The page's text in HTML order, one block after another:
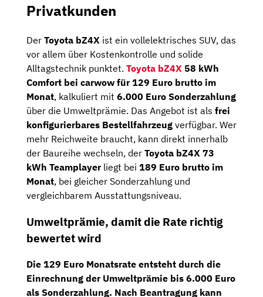
Privatkunden
Der Toyota bZ4X ist ein vollelektrisches SUV, das
vor allem über Kostenkontrolle und solide
Alltagstechnik punktet. Toyota bZ4X 58 kWh
Comfort bei carwow für 129 Euro brutto im
Monat, kalkuliert mit 6.000 Euro Sonderzahlung
über die Umweltprämie. Das Angebot ist als frei
konfigurierbares Bestellfahrzeug verfügbar. Wer
mehr Reichweite braucht, kann direkt innerhalb
der Baureihe wechseln, der Toyota bZ4X 73
kWh Teamplayerliegt bei 189 Euro brutto im
Monat, bei gleicher Sonderzahlung und
vergleichbarem Ausstattungsniveau.
Umweltprämie, damit die Rate richtig
bewertet wird
Die 129 Euro Monatsrate entsteht durch die
Einrechnung der Umweltprämie bis 6.000 Euro
als Sonderzahlung. Nach Beantragung kann